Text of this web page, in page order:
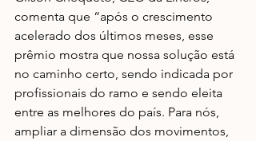
comenta que “após o crescimento
acelerado dos últimos meses, esse
prêmio mostra que nossa solução está
no caminho certo, sendo indicada por
profissionais do ramo e sendo eleita
entre as melhores do país. Para nós,
ampliar a dimensão dos movimentos,